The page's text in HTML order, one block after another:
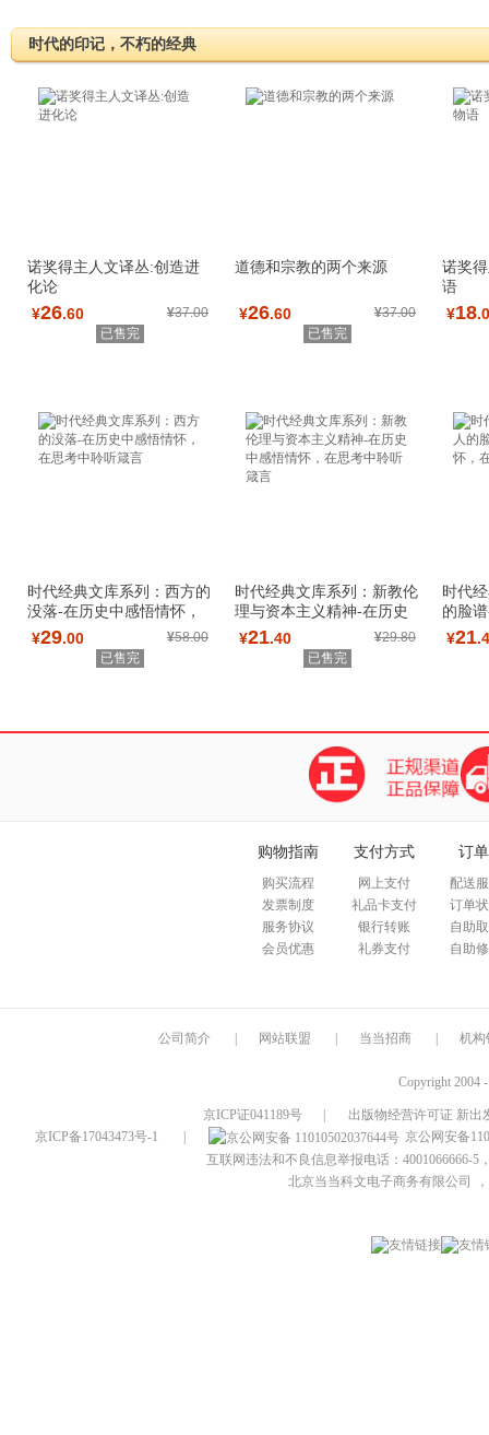
时代的印记，不朽的经典
诺奖得主人文译丛:创造进
化论
¥26.60 ¥37.00
已售完
道德和宗教的两个来源
¥26.60 ¥37.00
已售完
诺奖
语
¥18
时代经典文库系列：西方的
没落-在历史中感悟情怀，
在思考中聆听
¥29.00 ¥58.00
已售完
时代经典文库系列：新教伦
理与资本主义精神-在历史
中感悟情怀，
¥21.40 ¥29.80
已售完
时代
的脸
怀，
¥21
购物指南
购买流程
发票制度
服务协议
会员优惠
支付方式
网上支付
礼品卡支付
银行转账
礼券支付
订
配送
订单
自助
自助
公司简介 网站联盟 当当招商 机构
Copyright 2004
京ICP证041189号
出版物经营许可证 新出
京ICP备17043473号-1
京公网安备
互联网违法和不良信息举报电话：4001066666-5
北京当当科文电子商务有限公司